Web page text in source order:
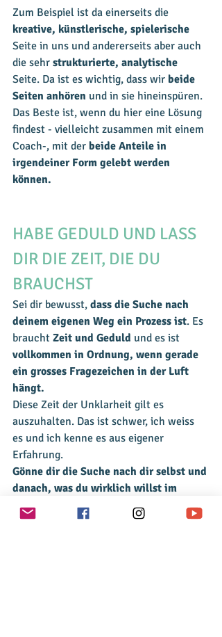
Zum Beispiel ist da einerseits die
kreative, künstlerische, spielerische
Seite in uns und andererseits aber auch
die sehr strukturierte, analytische
Seite. Da ist es wichtig, dass wir beide
Seiten anhören und in sie hineinspüren.
Das Beste ist, wenn du hier eine Lösung
findest - vielleicht zusammen mit einem
Coach-, mit der beide Anteile in
irgendeiner Form gelebt werden
können.
HABE GEDULD UND LASS
DIR DIE ZEIT, DIE DU
BRAUCHST
Sei dir bewusst, dass die Suche nach
deinem eigenen Weg ein Prozess ist. Es
braucht Zeit und Geduld und es ist
vollkommen in Ordnung, wenn gerade
ein grosses Fragezeichen in der Luft
hängt.
Diese Zeit der Unklarheit gilt es
auszuhalten. Das ist schwer, ich weiss
es und ich kenne es aus eigener
Erfahrung.
Gönne dir die Suche nach dir selbst und
danach, was du wirklich willst im
Leben und du wirst erstaunt sein, was
da alles in dir schlummert.